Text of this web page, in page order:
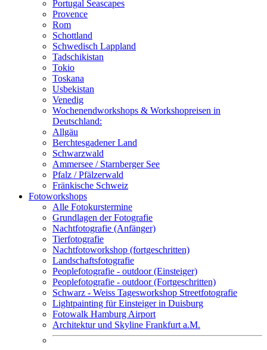
Portugal Seascapes
Provence
Rom
Schottland
Schwedisch Lappland
Tadschikistan
Tokio
Toskana
Usbekistan
Venedig
Wochenendworkshops & Workshopreisen in
Deutschland:
Allgäu
Berchtesgadener Land
Schwarzwald
Ammersee / Starnberger See
Pfalz / Pfälzerwald
Fränkische Schweiz
Fotoworkshops
Alle Fotokurstermine
Grundlagen der Fotografie
Nachtfotografie (Anfänger)
Tierfotografie
Nachtfotoworkshop (fortgeschritten)
Landschaftsfotografie
Peoplefotografie - outdoor (Einsteiger)
Peoplefotografie - outdoor (Fortgeschritten)
Schwarz - Weiss Tagesworkshop Streetfotografie
Lightpainting für Einsteiger in Duisburg
Fotowalk Hamburg Airport
Architektur und Skyline Frankfurt a.M.